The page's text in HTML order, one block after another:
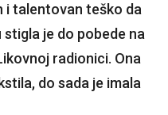
i talentovan teško da
je do pobede na
radionici. Ona
do sada je imala